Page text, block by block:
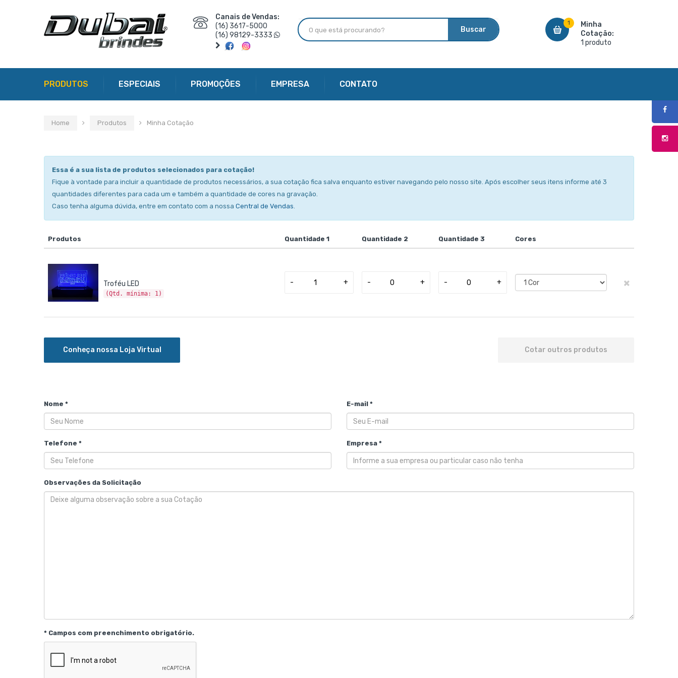
Canais de Vendas:
(16) 3617-5000
(16) 98129-3333
Buscar
1
Minha
Cotação:
1 produto
PRODUTOS ESPECIAIS PROMOÇÕES EMPRESA CONTATO
Home Produtos Minha Cotação
Essa é a sua lista de produtos selecionados para cotação!
Fique à vontade para incluir a quantidade de produtos necessários, a sua cotação fica salva enquanto estiver navegando pelo nosso site. Após escolher seus itens informe até 3
quantidades diferentes para cada um e também a quantidade de cores na gravação.
Caso tenha alguma dúvida, entre em contato com a nossa Central de Vendas.
Produtos Quantidade 1 Quantidade 2 Quantidade 3 Cores
Troféu LED
(Qtd. mínima: 1)
- + - + - + ×
Conheça nossa Loja Virtual Cotar outros produtos
Nome * E-mail *
Telefone * Empresa *
Observações da Solicitação
* Campos com preenchimento obrigatório.